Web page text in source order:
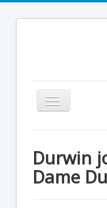
Basculer
la
Toku-
Durwin
Dame